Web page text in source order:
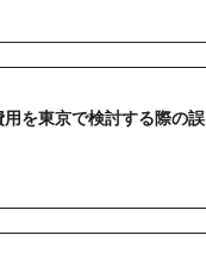
を東京で検討する際の誤